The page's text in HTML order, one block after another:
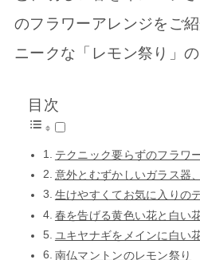
のフラワーアレンジをご
ニークな「レモン祭り」の
目次
テクニック要らずのフラワ
意外とむずかしいガラス器
生けやすくてお気に入りの
春を告げる黄色い花と白い
ユキヤナギをメインに白い
南仏マントンのレモン祭り